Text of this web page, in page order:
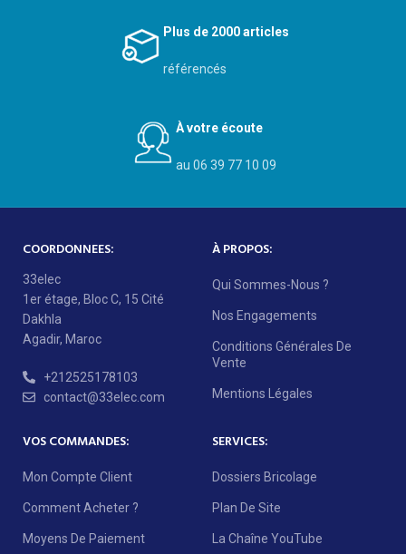
Plus de 2000 articles
référencés
À votre écoute
au 06 39 77 10 09
COORDONNEES:
33elec
1er étage, Bloc C, 15 Cité
Dakhla
Agadir, Maroc
+212525178103
contact@33elec.com
À PROPOS:
Qui Sommes-Nous ?
Nos Engagements
Conditions Générales De
Vente
Mentions Légales
VOS COMMANDES:
Mon Compte Client
Comment Acheter ?
Moyens De Paiement
SERVICES:
Dossiers Bricolage
Plan De Site
La Chaîne YouTube